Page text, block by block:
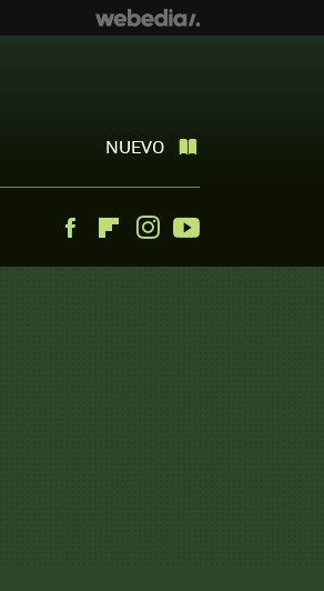
NUEVO
FacebookFlipboardInstagram